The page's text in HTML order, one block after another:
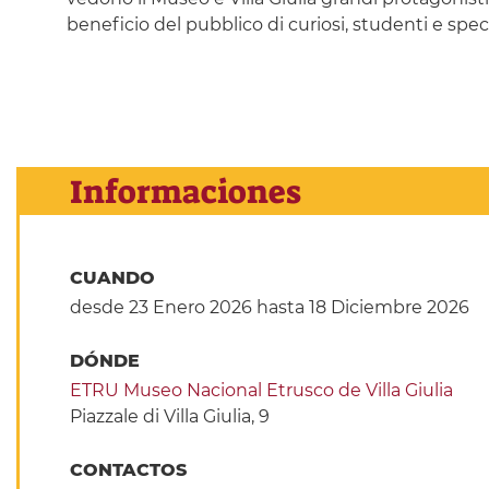
beneficio del pubblico di curiosi, studenti e
Informaciones
CUANDO
desde 23 Enero 2026hasta 18 Diciembre 2026
DÓNDE
ETRU Museo Nacional Etrusco de Villa Giulia
Piazzale di Villa Giulia, 9
CONTACTOS